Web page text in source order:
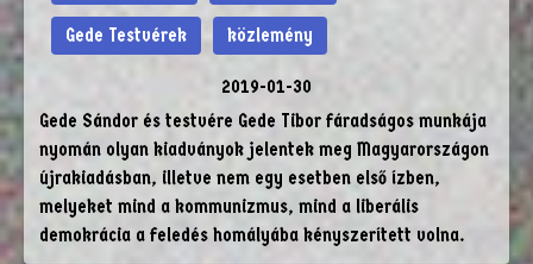
Gede Testvérek közlemény
2019-01-30
Gede Sándor és testvére Gede Tibor fáradságos munkája
nyomán olyan kiadványok jelentek meg Magyarországon
újrakiadásban, illetve nem egy esetben első ízben,
melyeket mind a kommunizmus, mind a liberális
demokrácia a feledés homályába kényszerített volna.